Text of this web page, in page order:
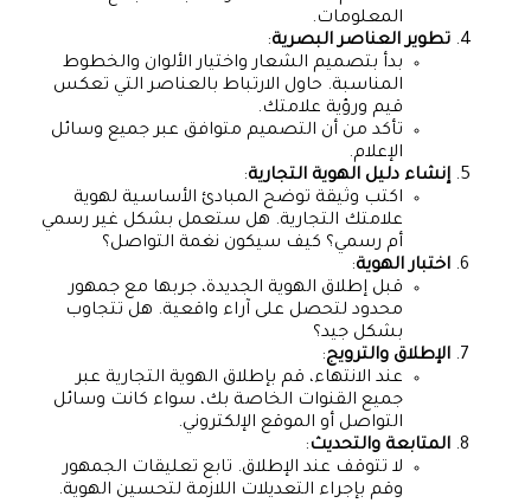
المعلومات.
تطوير العناصر البصرية:
بدأ بتصميم الشعار واختيار الألوان والخطوط
المناسبة. حاول الارتباط بالعناصر التي تعكس
قيم ورؤية علامتك.
تأكد من أن التصميم متوافق عبر جميع وسائل
الإعلام.
إنشاء دليل الهوية التجارية:
اكتب وثيقة توضح المبادئ الأساسية لهوية
علامتك التجارية. هل ستعمل بشكل غير رسمي
أم رسمي؟ كيف سيكون نغمة التواصل؟
اختبار الهوية:
قبل إطلاق الهوية الجديدة، جربها مع جمهور
محدود لتحصل على آراء واقعية. هل تتجاوب
بشكل جيد؟
الإطلاق والترويج:
عند الانتهاء، قم بإطلاق الهوية التجارية عبر
جميع القنوات الخاصة بك، سواء كانت وسائل
التواصل أو الموقع الإلكتروني.
المتابعة والتحديث:
لا تتوقف عند الإطلاق. تابع تعليقات الجمهور
وقم بإجراء التعديلات اللازمة لتحسين الهوية.